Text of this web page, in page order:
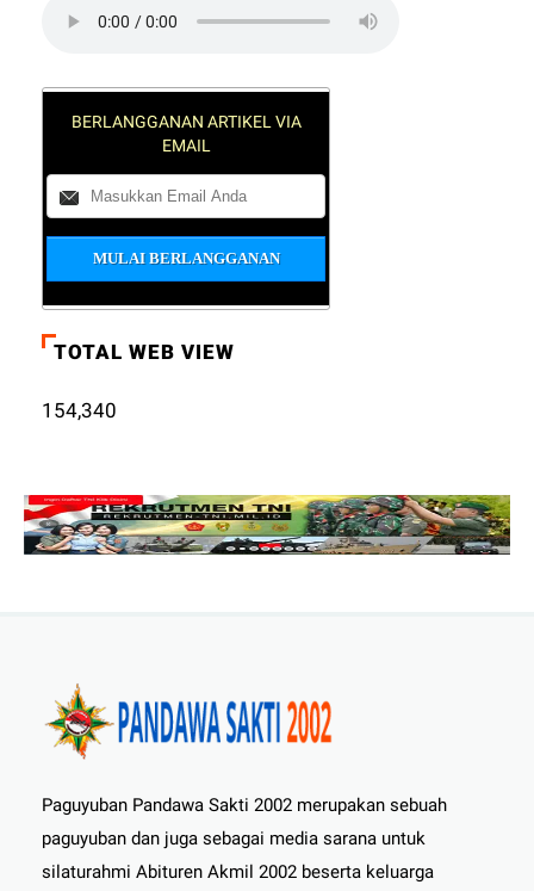
BERLANGGANAN ARTIKEL VIA
EMAIL
TOTAL WEB VIEW
154,340
Paguyuban Pandawa Sakti 2002 merupakan sebuah
paguyuban dan juga sebagai media sarana untuk
silaturahmi Abituren Akmil 2002 beserta keluarga